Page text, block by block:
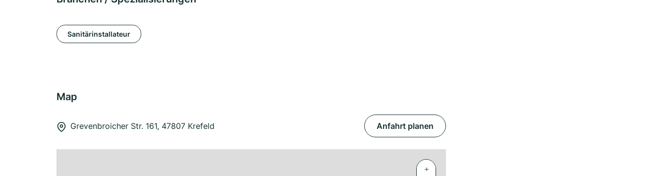
Sanitärinstallateur
Map
Grevenbroicher Str. 161, 47807 Krefeld Anfahrt planen
+